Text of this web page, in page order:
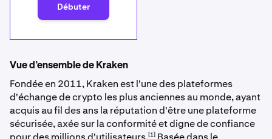
Débuter
Vue d’ensemble de Kraken
Fondée en 2011, Kraken est l'une des plateformes
d'échange de crypto les plus anciennes au monde, ayant
acquis au fil des ans la réputation d'être une plateforme
sécurisée, axée sur la conformité et digne de confiance
[1]